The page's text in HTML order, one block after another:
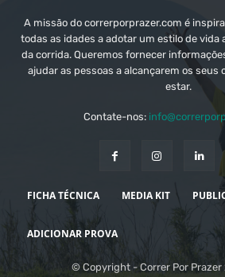
A missão do correrporprazer.com é
todas as idades a adotar um estilo de vida
da corrida. Queremos fornecer
ajudar as pessoas a alcançarem os seus
estar.
Contate-nos:
FICHA TÉCNICA MEDIA KIT
ADICIONAR PROVA
© Copyright - Correr Por